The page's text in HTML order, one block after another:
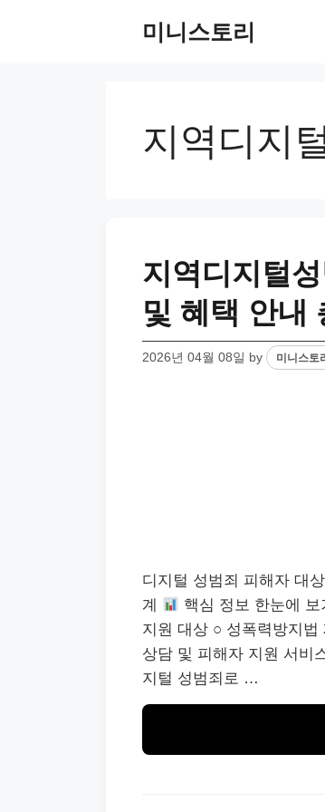
미니스토리
지역디지
지역디지털
및 혜택 안내
2026년 04월 08일 by 미니스토
디지털 성범죄 피해자 대
계
핵심 정보 한눈에 보
지원 대상 ○ 성폭력방지
상담 및 피해자 지원 서비
지털 성범죄로 …